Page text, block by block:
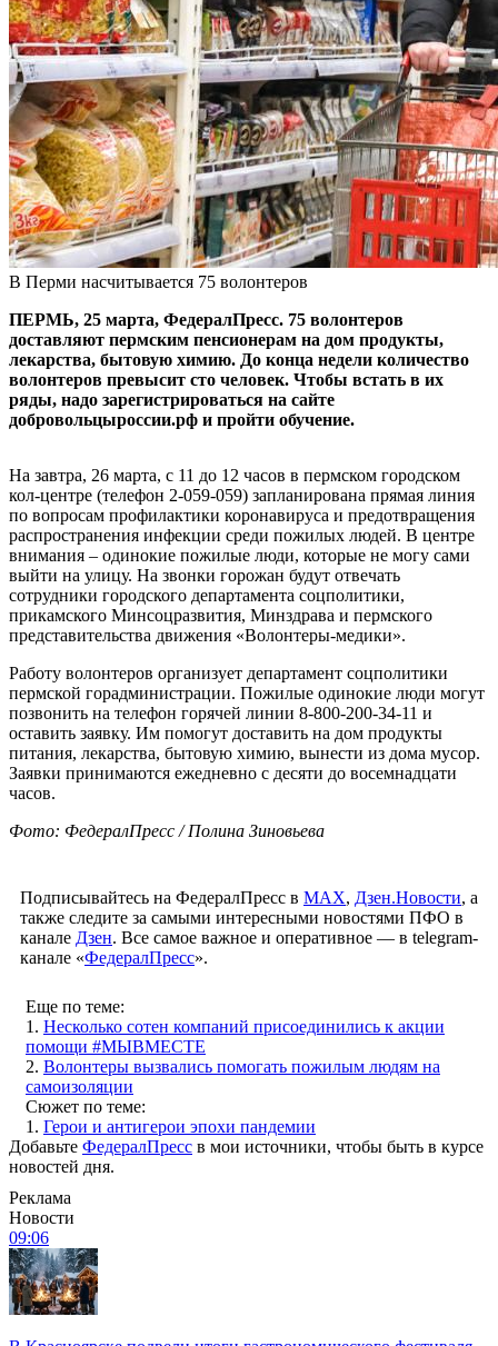
В Перми насчитывается 75 волонтеров
ПЕРМЬ, 25 марта, ФедералПресс. 75 волонтеров
доставляют пермским пенсионерам на дом продукты,
лекарства, бытовую химию. До конца недели количество
волонтеров превысит сто человек. Чтобы встать в их
ряды, надо зарегистрироваться на сайте
добровольцыроссии.рф и пройти обучение.
На завтра, 26 марта, с 11 до 12 часов в пермском городском
кол-центре (телефон 2-059-059) запланирована прямая линия
по вопросам профилактики коронавируса и предотвращения
распространения инфекции среди пожилых людей. В центре
внимания – одинокие пожилые люди, которые не могу сами
выйти на улицу. На звонки горожан будут отвечать
сотрудники городского департамента соцполитики,
прикамского Минсоцразвития, Минздрава и пермского
представительства движения «Волонтеры-медики».
Работу волонтеров организует департамент соцполитики
пермской горадминистрации. Пожилые одинокие люди могут
позвонить на телефон горячей линии 8-800-200-34-11 и
оставить заявку. Им помогут доставить на дом продукты
питания, лекарства, бытовую химию, вынести из дома мусор.
Заявки принимаются ежедневно с десяти до восемнадцати
часов.
Фото: ФедералПресс / Полина Зиновьева
Подписывайтесь на ФедералПресс в МАХ, Дзен.Новости, а
также следите за самыми интересными новостями ПФО в
канале Дзен. Все самое важное и оперативное — в telegram-
канале «ФедералПресс».
Еще по теме:
1. Несколько сотен компаний присоединились к акции
помощи #МЫВМЕСТЕ
2. Волонтеры вызвались помогать пожилым людям на
самоизоляции
Сюжет по теме:
1. Герои и антигерои эпохи пандемии
Добавьте ФедералПресс в мои источники, чтобы быть в курсе
новостей дня.
Реклама
Новости
09:06